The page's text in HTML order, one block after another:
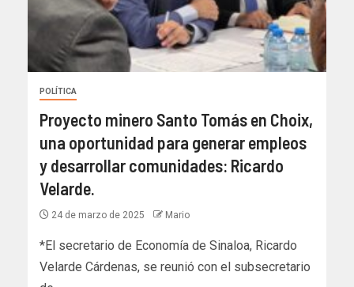
POLÍTICA
Proyecto minero Santo Tomás en Choix,
una oportunidad para generar empleos
y desarrollar comunidades: Ricardo
Velarde.
24 de marzo de 2025 Mario
*El secretario de Economía de Sinaloa, Ricardo
Velarde Cárdenas, se reunió con el subsecretario